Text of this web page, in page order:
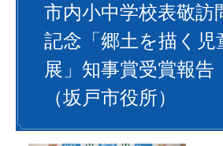
市内小中学校表敬
記念「郷土を描く児
展」知事賞受賞報告
（坂戸市役所）